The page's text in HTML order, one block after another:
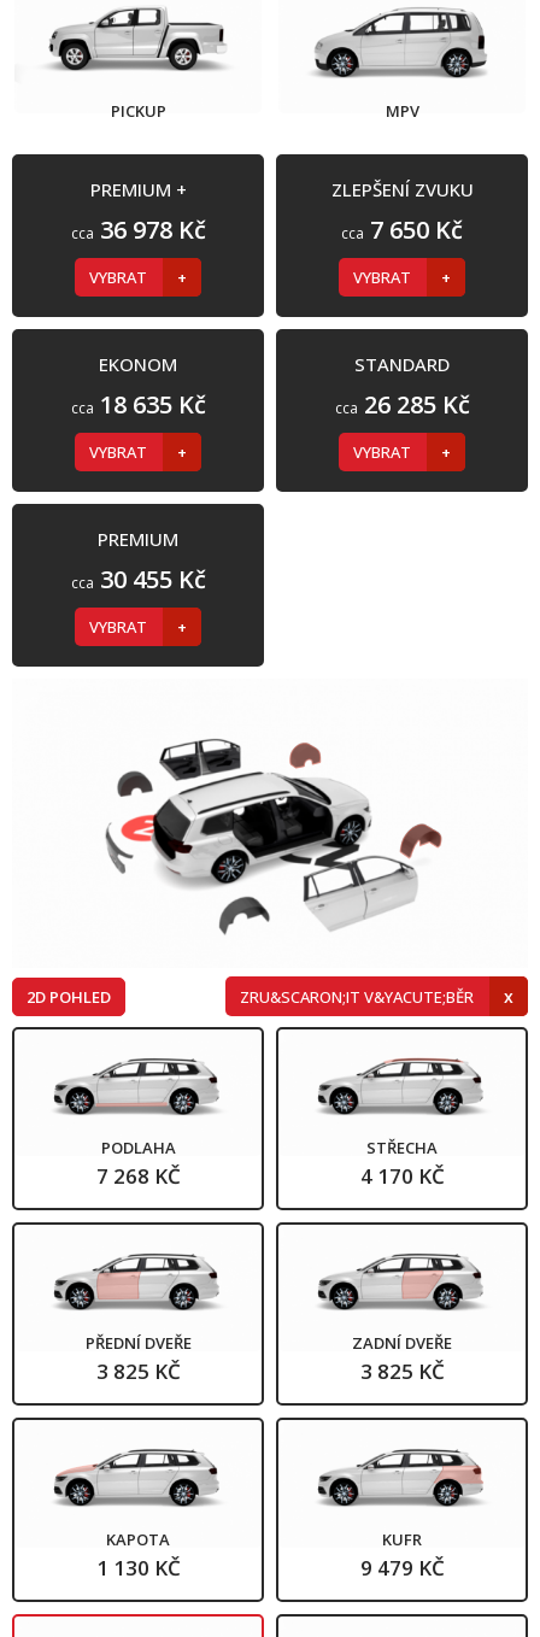
PICKUP MPV
PREMIUM +
cca 36 978 Kč
VYBRAT
ZLEPŠENÍ ZVUKU
cca 7 650 Kč
VYBRAT
EKONOM
cca 18 635 Kč
VYBRAT
STANDARD
cca 26 285 Kč
VYBRAT
PREMIUM
cca 30 455 Kč
VYBRAT
ZRU&SCARON;IT V&YACUTE;BĚR
2D POHLED
PODLAHA
7 268 KČ
STŘECHA
4 170 KČ
PŘEDNÍ DVEŘE
3 825 KČ
ZADNÍ DVEŘE
3 825 KČ
KAPOTA
1 130 KČ
KUFR
9 479 KČ